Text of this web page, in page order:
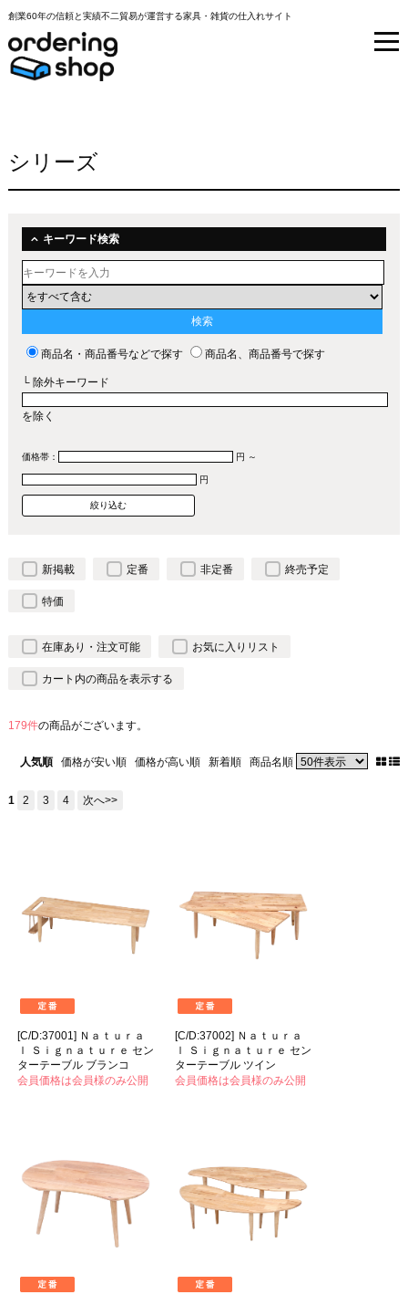
創業60年の信頼と実績不二貿易が運営する家具・雑貨の仕入れサイト
シリーズ
キーワード検索
商品名・商品番号などで探す 商品名、商品番号で探す
└ 除外キーワード
を除く
価格帯： 円 ～
円
新掲載 定番 非定番 終売予定
特価
在庫あり・注文可能 お気に入りリスト
カート内の商品を表示する
179件の商品がございます。
人気順 価格が安い順 価格が高い順 新着順 商品名順
1 2 3 4 次へ>>
[C/D:37001] Ｎａｔｕｒａ
ｌ Ｓｉｇｎａｔｕｒｅ セン
ターテーブル ブランコ
会員価格は会員様のみ公開
[C/D:37002] Ｎａｔｕｒａ
ｌ Ｓｉｇｎａｔｕｒｅ セン
ターテーブル ツイン
会員価格は会員様のみ公開